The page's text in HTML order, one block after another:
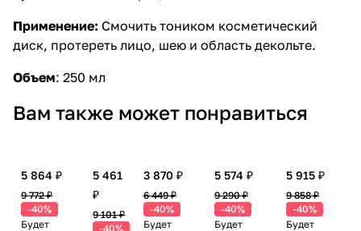
Применение: Смочить тоником косметический
диск, протереть лицо, шею и область декольте.
Объем: 250 мл
Вам также может понравиться
5 864 ₽
9 772 ₽
-40%
Будет
5 461
₽
9 101 ₽
-40%
3 870 ₽
6 449 ₽
-40%
Будет
5 574 ₽
9 290 ₽
-40%
Будет
5 915 ₽
9 858 ₽
-40%
Будет